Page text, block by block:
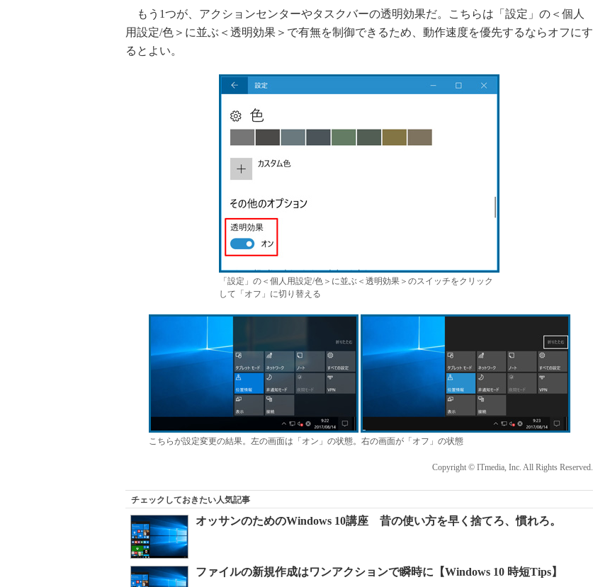
もう1つが、アクションセンターやタスクバーの透明効果だ。こちらは「設定」の＜個人
用設定/色＞に並ぶ＜透明効果＞で有無を制御できるため、動作速度を優先するならオフにす
るとよい。
「設定」の＜個人用設定/色＞に並ぶ＜透明効果＞のスイッチをクリック
して「オフ」に切り替える
こちらが設定変更の結果。左の画面は「オン」の状態。右の画面が「オフ」の状態
Copyright © ITmedia, Inc. All Rights Reserved.
チェックしておきたい人気記事
オッサンのためのWindows 10講座 昔の使い方を早く捨てろ、慣れろ。
ファイルの新規作成はワンアクションで瞬時に【Windows 10 時短Tips】